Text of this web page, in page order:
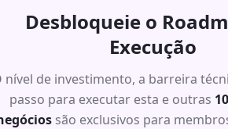
de Alto Impacto
com dados de TAM, SAM e SOM
de 70%.
com timeline de 6 meses, stack
Desbloqueie o
Execução
nível de investimento, a barreira
passo para executar esta e outras
são exclusivos para